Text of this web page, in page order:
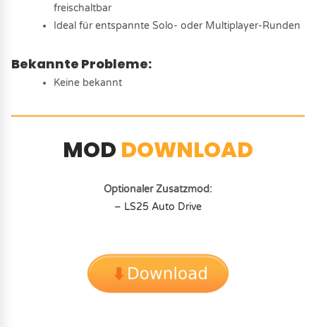
freischaltbar
Ideal für entspannte Solo- oder Multiplayer-Runden
Bekannte Probleme:
Keine bekannt
MOD DOWNLOAD
Optionaler Zusatzmod:
– LS25 Auto Drive